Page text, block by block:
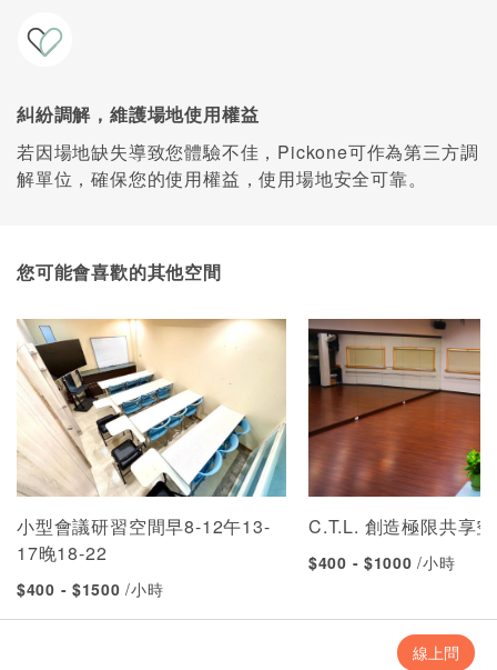
線上問
糾紛調解，維護場地使用權益
若因場地缺失導致您體驗不佳，Pickone可作為第三方調
解單位，確保您的使用權益，使用場地安全可靠。
您可能會喜歡的其他空間
小型會議研習空間早8-12午13-
17晚18-22
$400 - $1500/小時
C.T.L. 創造極限共享
$400 - $1000/小時